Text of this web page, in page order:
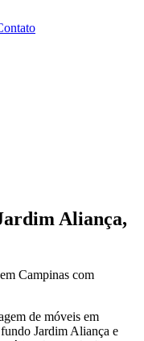
Aliança,
Campinas com
de móveis em
Jardim Aliança e